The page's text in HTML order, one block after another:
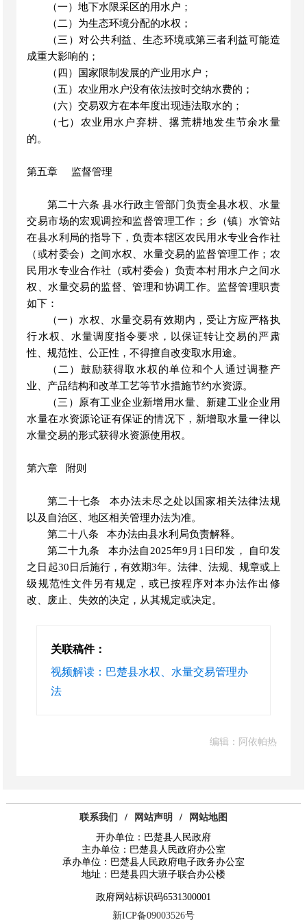
（一）地下水限采区的用水户；
（二）为生态环境分配的水权；
（三）对公共利益、生态环境或第三者利益可能造
成重大影响的；
（四）国家限制发展的产业用水户；
（五）农业用水户没有依法按时交纳水费的；
（六）交易双方在本年度出现违法取水的；
（七）农业用水户弃耕、撂荒耕地发生节余水量
的。
第五章 监督管理
第二十六条 县水行政主管部门负责全县水权、水量
交易市场的宏观调控和监督管理工作；乡（镇）水管站
在县水利局的指导下，负责本辖区农民用水专业合作社
（或村委会）之间水权、水量交易的监督管理工作；农
民用水专业合作社（或村委会）负责本村用水户之间水
权、水量交易的监督、管理和协调工作。监督管理职责
如下：
（一）水权、水量交易有效期内，受让方应严格执
行水权、水量调度指令要求，以保证转让交易的严肃
性、规范性、公正性，不得擅自改变取水用途。
（二）鼓励获得取水权的单位和个人通过调整产
业、产品结构和改革工艺等节水措施节约水资源。
（三）原有工业企业新增用水量、新建工业企业用
水量在水资源论证有保证的情况下，新增取水量一律以
水量交易的形式获得水资源使用权。
第六章 附则
第二十七条
本办法未尽之处以国家相关法律法规
以及自治区、地区相关管理办法为准。
第二十八条
本办法由县水利局负责解释。
第二十九条
本办法自 2025年9月1日印发， 自印发
之日 起30日后施行，有效期3年。法律、法规、规章或上
级规范性文件另有规定，或已按程序对本办法作出修
改、废止、失效的决定，从其规定或决定。
关联稿件：
视频解读：巴楚县水权、水量交易管理办
法
编辑：阿依帕热
联系我们 / 网站声明 /
网站地图
开办单位：巴楚县人民政府
主办单位：巴楚县人民政府办公室
承办单位：巴楚县人民政府电子政务办公室
地址：巴楚县四大班子联合办公楼
政府网站标识码6531300001
新ICP备09003526号